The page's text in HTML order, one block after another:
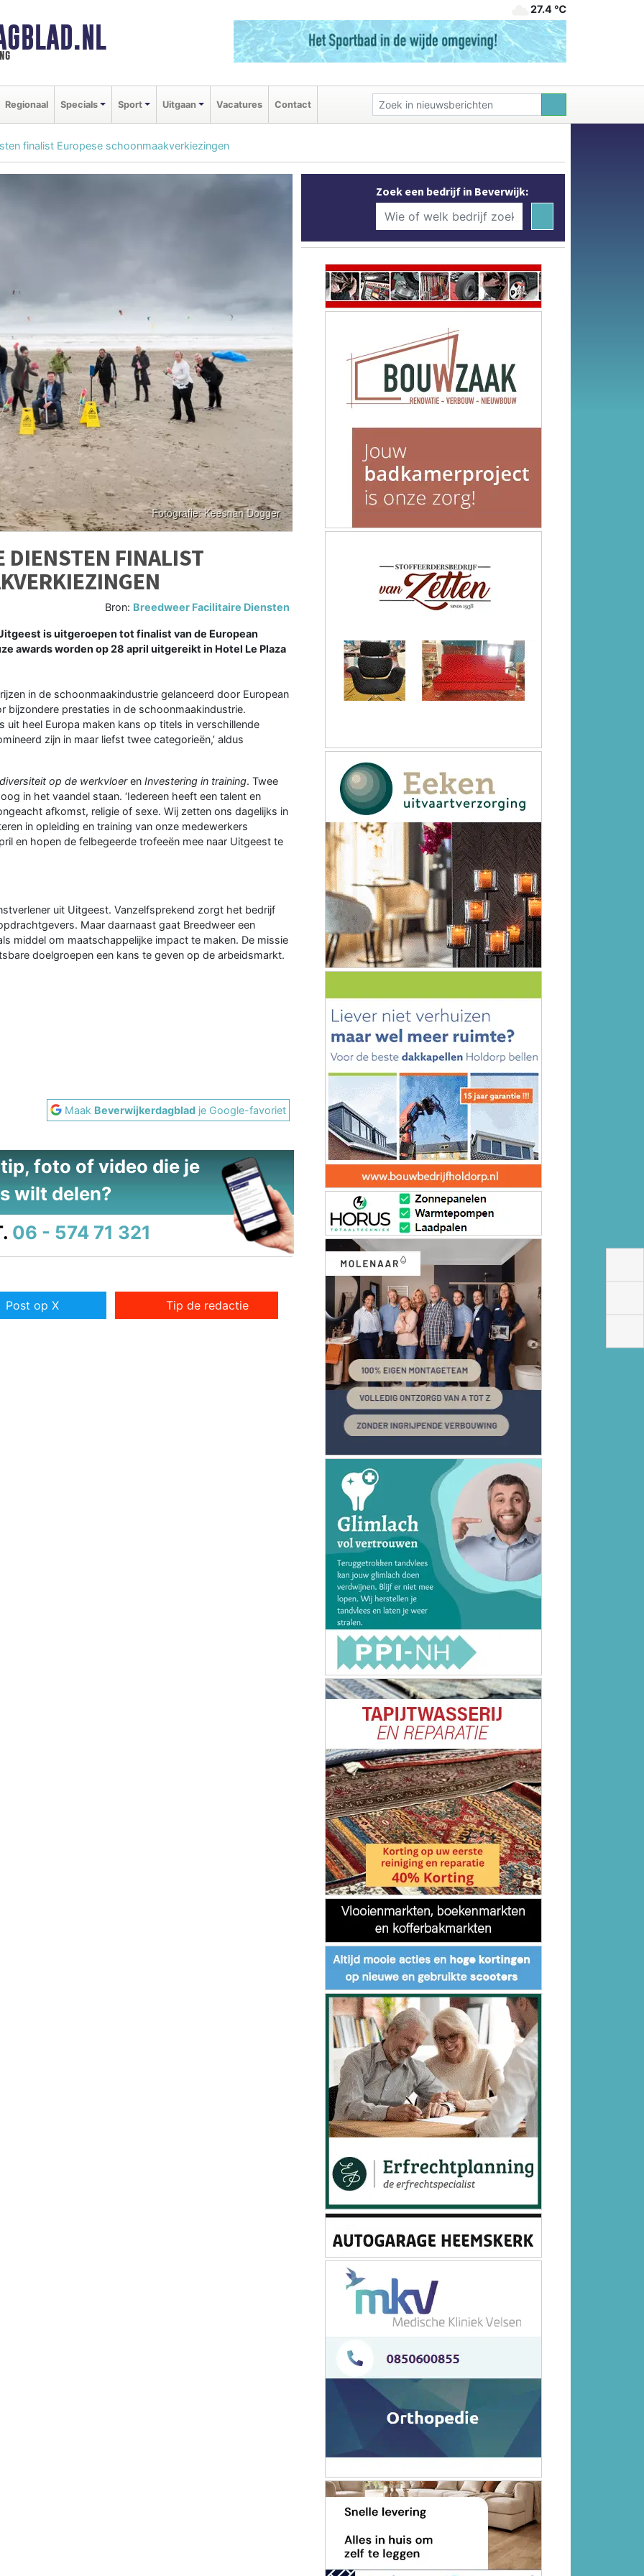
27.4 ℃
Regionaal Specials Sport Uitgaan Vacatures Contact
finalist Europese schoonmaakverkiezingen
DIENSTEN FINALIST
Bron: Breedweer Facilitaire Diensten
is uitgeroepen tot finalist van de European
awards worden op 28 april uitgereikt in Hotel Le Plaza
in de schoonmaakindustrie gelanceerd door European
bijzondere prestaties in de schoonmaakindustrie.
heel Europa maken kans op titels in verschillende
zijn in maar liefst twee categorieën,’ aldus
op de werkvloeren Investering in training. Twee
in het vaandel staan. ‘Iedereen heeft een talent en
afkomst, religie of sexe. Wij zetten ons dagelijks in
in opleiding en training van onze medewerkers
en hopen de felbegeerde trofeeën mee naar Uitgeest te
uit Uitgeest. Vanzelfsprekend zorgt het bedrijf
Maar daarnaast gaat Breedweer een
middel om maatschappelijke impact te maken. De missie
doelgroepen een kans te geven op de arbeidsmarkt.
Maak Beverwijkerdagblad je Google-favoriet
foto of video die je
wilt delen?
06 - 574 71 321
Post op X Tip de redactie
Zoek een bedrijf in Beverwijk: